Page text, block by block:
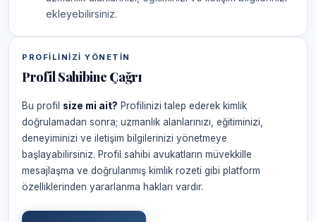
ekleyebilirsiniz.
PROFILINIZI YÖNETIN
Profil Sahibine Çağrı
Bu profil size mi ait? Profilinizi talep ederek kimlik
doğrulamadan sonra; uzmanlık alanlarınızı, eğitiminizi,
deneyiminizi ve iletişim bilgilerinizi yönetmeye
başlayabilirsiniz. Profil sahibi avukatların müvekkille
mesajlaşma ve doğrulanmış kimlik rozeti gibi platform
özelliklerinden yararlanma hakları vardır.